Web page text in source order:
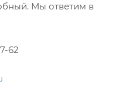
Мы ответим в
62